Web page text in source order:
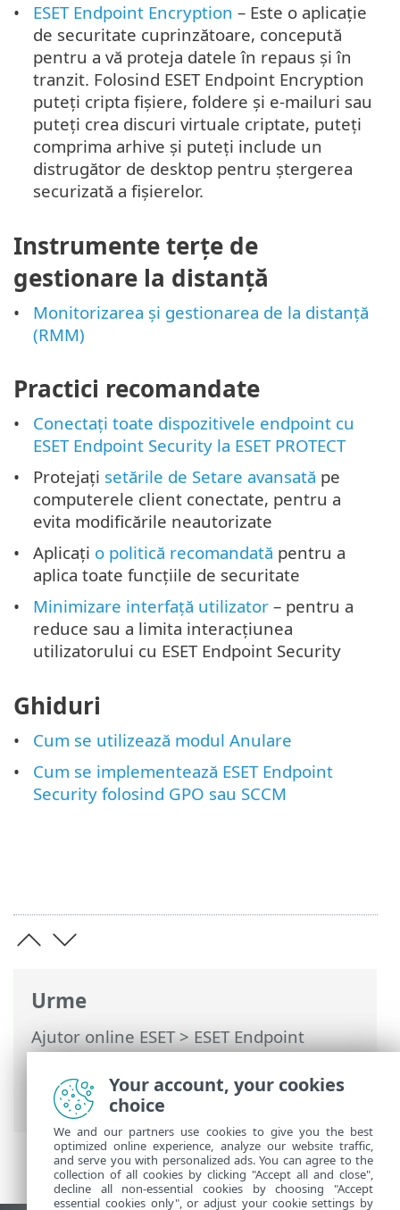
Urme
Ajutor online ESET>ESET Endpoint
Security>Documentație pentru
dispozitive endpoint gestionate la
distanță
ESET Endpoint Encryption – Este o aplicație
de securitate cuprinzătoare, concepută
pentru a vă proteja datele în repaus și în
tranzit. Folosind ESET Endpoint Encryption
puteți cripta fișiere, foldere și e-mailuri sau
puteți crea discuri virtuale criptate, puteți
comprima arhive și puteți include un
distrugător de desktop pentru ștergerea
securizată a fișierelor.
Instrumente terțe de
gestionare la distanță
Monitorizarea și gestionarea de la distanță
(RMM)
Practici recomandate
Conectați toate dispozitivele endpoint cu
ESET Endpoint Security la ESET PROTECT
Protejați setările de Setare avansată pe
computerele client conectate, pentru a
evita modificările neautorizate
Aplicați o politică recomandată pentru a
aplica toate funcțiile de securitate
Minimizare interfață utilizator – pentru a
reduce sau a limita interacțiunea
utilizatorului cu ESET Endpoint Security
Ghiduri
Cum se utilizează modul Anulare
Cum se implementează ESET Endpoint
Security folosind GPO sau SCCM
Your account, your cookies
choice
We and our partners use cookies to give you the best
optimized online experience, analyze our website traffic,
and serve you with personalized ads. You can agree to the
collection of all cookies by clicking "Accept all and close",
decline all non-essential cookies by choosing "Accept
essential cookies only", or adjust your cookie settings by